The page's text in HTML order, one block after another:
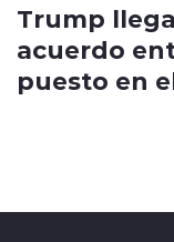
Trump
acuerdo
puesto en